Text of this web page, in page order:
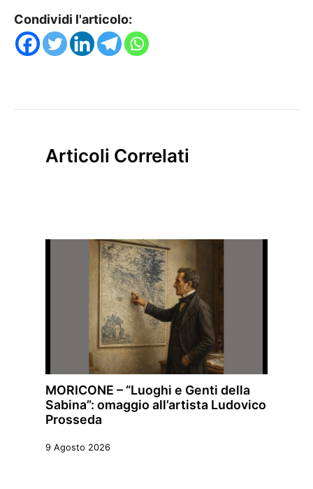
Condividi l'articolo:
Articoli Correlati
MORICONE – “Luoghi e Genti della
Sabina”: omaggio all’artista Ludovico
Prosseda
9 Agosto 2026